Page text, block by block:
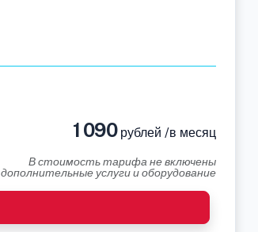
1 090рублей /в месяц
В стоимость тарифа не включены
дополнительные услуги и оборудование